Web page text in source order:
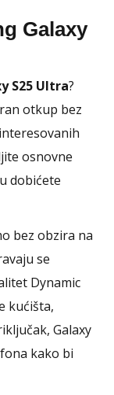
Galaxy
S25 Ultra?
otkup bez
osnovne
dobićete
bez obzira na
se
Dynamic
kućišta,
Galaxy
kako bi